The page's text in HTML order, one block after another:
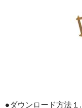
●ダウンロード方法１